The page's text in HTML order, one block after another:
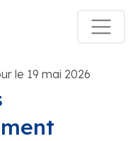
le 19 mai 2026